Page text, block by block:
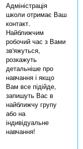
Адміністрація
школи отримає Ваш
контакт.
Найближчим
робочий час з Вами
зв'яжуться,
розкажуть
детальніше про
навчання і якщо
Вам все підійде,
запишуть Вас в
найближчу групу
або на
індивідуальне
навчання!